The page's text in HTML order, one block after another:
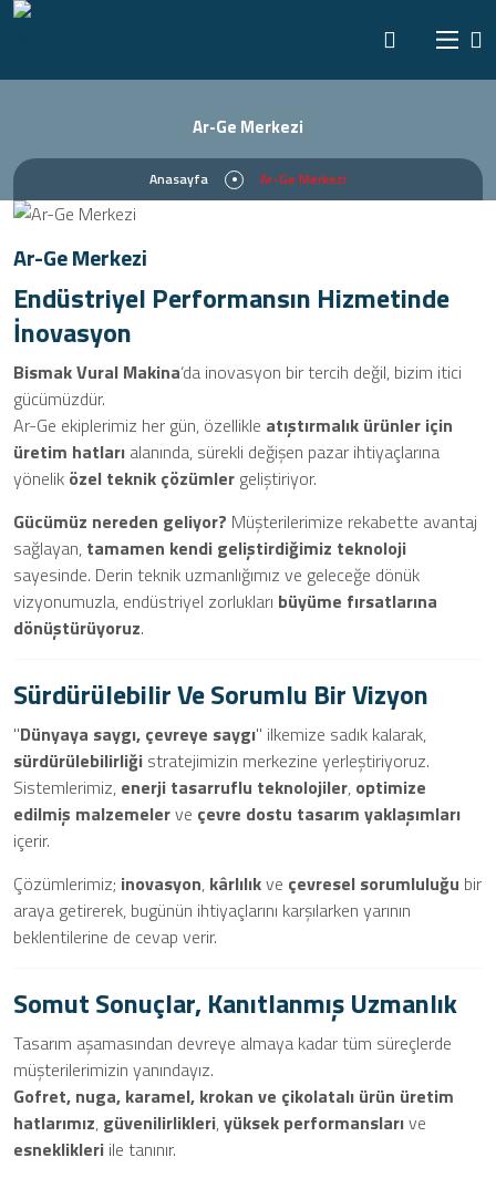
Ar-Ge Merkezi
Anasayfa Ar-Ge Merkezi
Ar-Ge Merkezi
Endüstriyel Performansın Hizmetinde
İnovasyon
Bismak Vural Makina’da inovasyon bir tercih değil, bizim itici
gücümüzdür.
Ar-Ge ekiplerimiz her gün, özellikle atıştırmalık ürünler için
üretim hatları alanında, sürekli değişen pazar ihtiyaçlarına
yönelik özel teknik çözümler geliştiriyor.
Gücümüz nereden geliyor? Müşterilerimize rekabette avantaj
sağlayan, tamamen kendi geliştirdiğimiz teknoloji
sayesinde. Derin teknik uzmanlığımız ve geleceğe dönük
vizyonumuzla, endüstriyel zorlukları büyüme fırsatlarına
dönüştürüyoruz.
Sürdürülebilir Ve Sorumlu Bir Vizyon
"Dünyaya saygı, çevreye saygı" ilkemize sadık kalarak,
sürdürülebilirliği stratejimizin merkezine yerleştiriyoruz.
Sistemlerimiz, enerji tasarruflu teknolojiler, optimize
edilmiş malzemelerve çevre dostu tasarım yaklaşımları
içerir.
Çözümlerimiz; inovasyon, kârlılıkve çevresel sorumluluğu bir
araya getirerek, bugünün ihtiyaçlarını karşılarken yarının
beklentilerine de cevap verir.
Somut Sonuçlar, Kanıtlanmış Uzmanlık
Tasarım aşamasından devreye almaya kadar tüm süreçlerde
müşterilerimizin yanındayız.
Gofret, nuga, karamel, krokan ve çikolatalı ürün üretim
hatlarımız, güvenilirlikleri,yüksek performanslarıve
esneklikleri ile tanınır.